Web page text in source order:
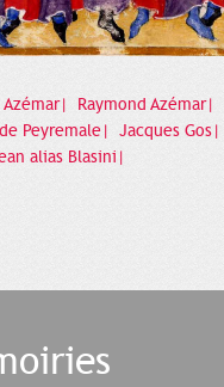
Azémar| Raymond Azémar|
Peyremale| Jacques Gos|
alias Blasini|